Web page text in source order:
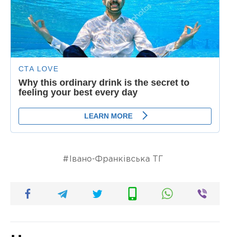
Івано-Франківська ТГ